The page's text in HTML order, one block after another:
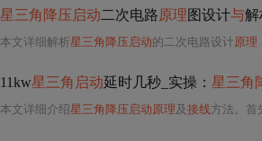
星三角降压启动二次电路原理图设计与解
本文详细解析星三角降压启动的二次电路设计原理
11kw星三角启动延时几秒_实操： 星三角
本文详细介绍星三角降压启动原理及 接线方法。首